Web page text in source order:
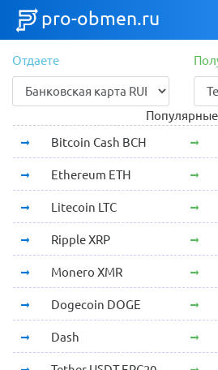
pro-obmen.ru
Отдаете
Популярные
Bitcoin Cash BCH
Ethereum ETH
Litecoin LTC
Ripple XRP
Monero XMR
Dogecoin DOGE
Dash